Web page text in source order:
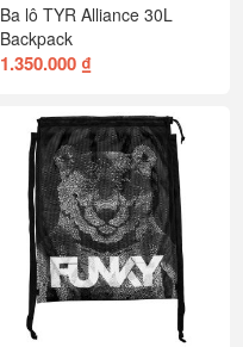
Ba lô TYR Alliance 30L
Backpack
1.350.000 ₫